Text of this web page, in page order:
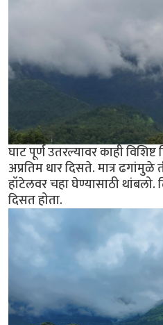
घाट पूर्ण उतरल्यावर काही
अप्रतिम धार दिसते. मात्र
हॉटेलवर चहा घेण्यासाठी थांबलो.
दिसत होता.